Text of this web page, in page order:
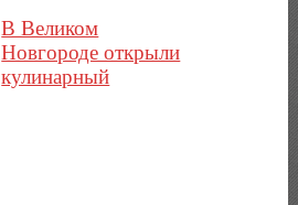
В Великом
Новгороде открыли
кулинарный